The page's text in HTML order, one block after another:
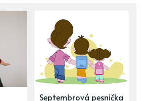
Septembrová pesnička